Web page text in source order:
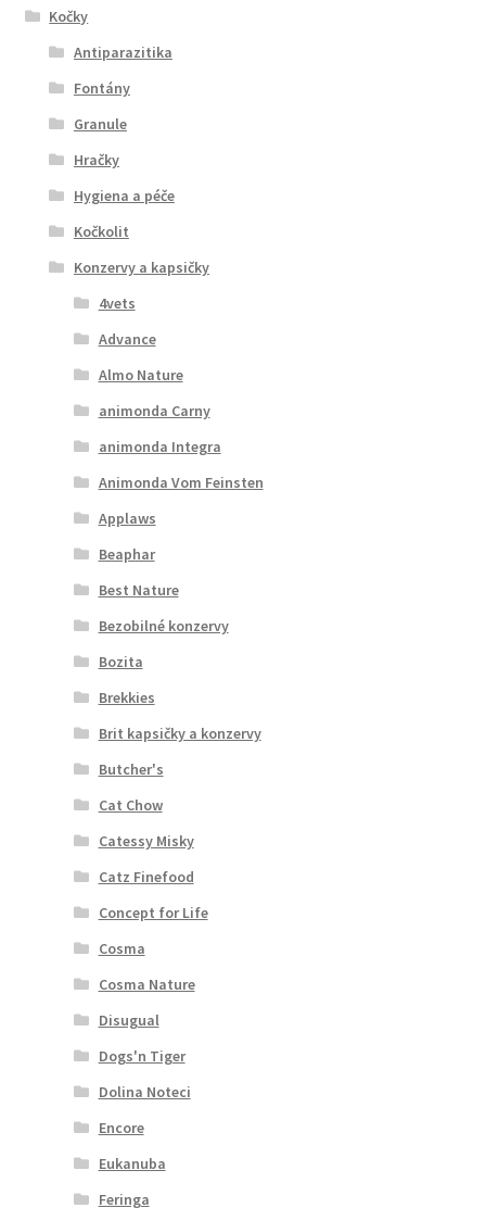
Kočky
Antiparazitika
Fontány
Granule
Hračky
Hygiena a péče
Kočkolit
Konzervy a kapsičky
4vets
Advance
Almo Nature
animonda Carny
animonda Integra
Animonda Vom Feinsten
Applaws
Beaphar
Best Nature
Bezobilné konzervy
Bozita
Brekkies
Brit kapsičky a konzervy
Butcher's
Cat Chow
Catessy Misky
Catz Finefood
Concept for Life
Cosma
Cosma Nature
Disugual
Dogs'n Tiger
Dolina Noteci
Encore
Eukanuba
Feringa